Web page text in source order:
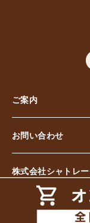
ご案内
お問い合わせ
株式会社シャトレ
©